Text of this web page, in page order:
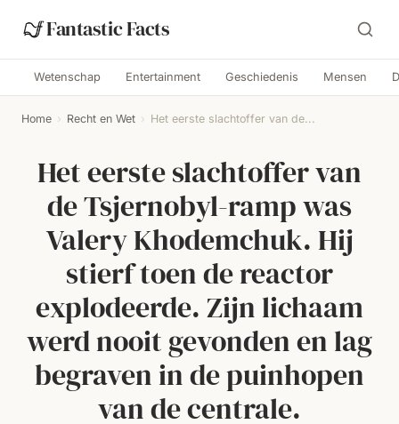
Fantastic Facts
Wetenschap Entertainment Geschiedenis Mensen
Home › Recht en Wet › Het eerste slachtoffer van de...
Het eerste slachtoffer van
de Tsjernobyl-ramp was
Valery Khodemchuk. Hij
stierf toen de reactor
explodeerde. Zijn lichaam
werd nooit gevonden en lag
begraven in de puinhopen
van de centrale.